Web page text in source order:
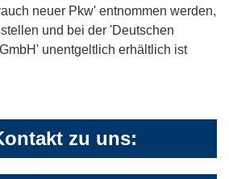
neuer Pkw' entnommen werden,
und bei der 'Deutschen
unentgeltlich erhältlich ist
zu uns: